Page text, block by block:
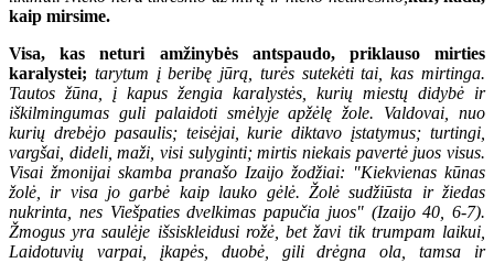
kaip mirsime.
Visa, kas neturi amžinybės antspaudo, priklauso mirties
karalystei; tarytum į beribę jūrą, turės sutekėti tai, kas mirtinga.
Tautos žūna, į kapus žengia karalystės, kurių miestų didybė ir
iškilmingumas guli palaidoti smėlyje apžėlę žole. Valdovai, nuo
kurių drebėjo pasaulis; teisėjai, kurie diktavo įstatymus; turtingi,
vargšai, dideli, maži, visi sulyginti; mirtis niekais pavertė juos visus.
Visai žmonijai skamba pranašo Izaijo žodžiai: "Kiekvienas kūnas
žolė, ir visa jo garbė kaip lauko gėlė. Žolė sudžiūsta ir žiedas
nukrinta, nes Viešpaties dvelkimas papučia juos" (Izaijo 40, 6-7).
Žmogus yra saulėje išsiskleidusi rožė, bet žavi tik trumpam laikui,
Laidotuvių varpai, įkapės, duobė, gili drėgna ola, tamsa ir